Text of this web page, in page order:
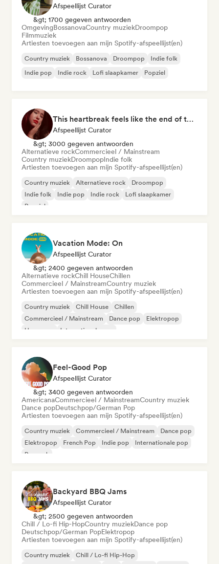
Afspeellijst Curator
&gt; 1700 gegeven antwoorden
OmgevingBossanovaCountry muziekDroompop
Filmmuziek
Artiesten toevoegen aan mijn Spotify-afspeellijst(en)
Country muziek Bossanova Droompop
Indie folk
Indie pop
Indie rock Lofi slaapkamer Popziel
This heartbreak feels like the end of the world
Afspeellijst Curator
&gt; 3000 gegeven antwoorden
Alternatieve rockCommercieel / Mainstream
Country muziekDroompopIndie folk
Artiesten toevoegen aan mijn Spotify-afspeellijst(en)
Country muziek Alternatieve rock
Droompop
Indie folk
Indie pop Indie rock
Lofi slaapkamer
Popziel
Vacation Mode: On
Afspeellijst Curator
&gt; 2400 gegeven antwoorden
Alternatieve rockChill HouseChillen
Commercieel / MainstreamCountry muziek
Artiesten toevoegen aan mijn Spotify-afspeellijst(en)
Country muziek Chill House
Chillen
Commercieel / Mainstream
Dance pop
Elektropop
Hyperpop
Internationale pop
Feel-Good Pop
Afspeellijst Curator
&gt; 3400 gegeven antwoorden
AmericanaCommercieel / MainstreamCountry muziek
Dance popDeutschpop/German Pop
Artiesten toevoegen aan mijn Spotify-afspeellijst(en)
Country muziek Commercieel / Mainstream
Dance pop
Elektropop
French Pop Indie pop
Internationale pop
Poprock
Backyard BBQ Jams
Afspeellijst Curator
&gt; 2500 gegeven antwoorden
Chill / Lo-fi Hip-HopCountry muziekDance pop
Deutschpop/German PopElektropop
Artiesten toevoegen aan mijn Spotify-afspeellijst(en)
Country muziek
Chill / Lo-fi Hip-Hop